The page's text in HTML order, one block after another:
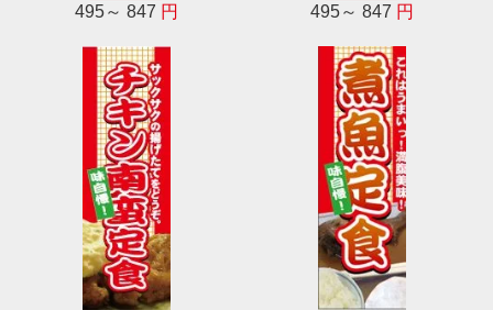
495～ 847 円 495～ 847 円